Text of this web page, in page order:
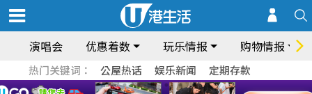
演唱会 优惠着数 玩乐情报 购物情报
热门关键词： 公屋热话 娱乐新闻 定期存款